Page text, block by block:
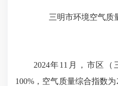
三明市环境空气质量
2024年11月，市区（
100%，空气质量综合指数为